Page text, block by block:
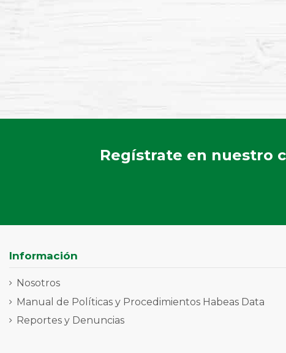
Regístrate en nuestro
Información
Nosotros
Manual de Políticas y Procedimientos Habeas Data
Reportes y Denuncias